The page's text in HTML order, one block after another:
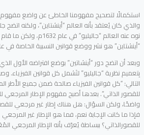
استكمالًا لتصحيح مفهومنا الخاطئ عن واضع مفهوم
والذي كان يُعتقد بأنه العالم “أينشتاين”، ولكنه اتضح
نوه عنه العالم “جاليليو” في عام
“أينشتاين” هو نشر ووضع قوانين النسبية الخاصة في عام
وبعد أن اتضح دور “أينشاتين” بوضع افتراضه الأول
بِتعميم نظرية “جاليليو” لتَشمل كل قوانين الفيزياء.
التالي: “كل قوانين الفيزياء صالحة ضمن جميع الأُطر
للقصور الذاتي”. بعدها أصبح مفهوم الإطار المرجعي
واضحًا، ولكن السؤال: هل هناك إطار غير مرجعي
فإذا ما كانت الإجابة نعم، فما هو الإطار غير المرجعي
للقصورالذاتي؟ ببساطة يُعرّف بأنه الإطار المرجعي